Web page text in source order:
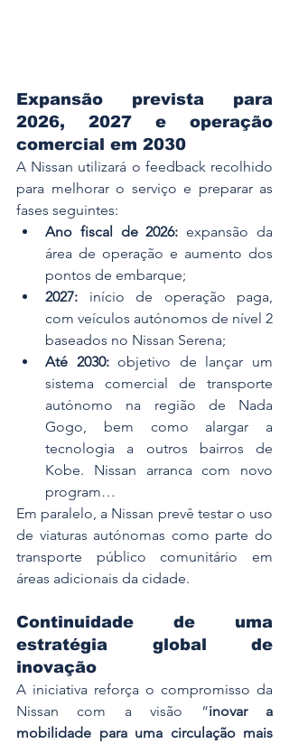
Expansão prevista para
2026, 2027 e operação
comercial em 2030
A Nissan utilizará o feedback recolhido
para melhorar o serviço e preparar as
fases seguintes:
Ano fiscal de 2026: expansão da
área de operação e aumento dos
pontos de embarque;
2027: início de operação paga,
com veículos autónomos de nível 2
baseados no Nissan Serena;
Até 2030: objetivo de lançar um
sistema comercial de transporte
autónomo na região de Nada
Gogo, bem como alargar a
tecnologia a outros bairros de
Kobe. Nissan arranca com novo
program…
Em paralelo, a Nissan prevê testar o uso
de viaturas autónomas como parte do
transporte público comunitário em
áreas adicionais da cidade.
Continuidade de uma
estratégia global de
inovação
A iniciativa reforça o compromisso da
Nissan com a visão “inovar a
mobilidade para uma circulação mais